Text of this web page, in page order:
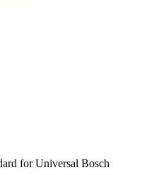
for Universal Bosch